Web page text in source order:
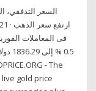
gold price